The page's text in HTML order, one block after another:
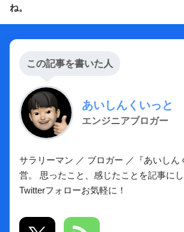
ね。
この記事を書いた人
あいしんくいっと
エンジニアブロガー
サラリーマン ／ ブロガー ／『あいしん
営。 思ったこと、感じたことを記事にし
Twitterフォローお気軽に！